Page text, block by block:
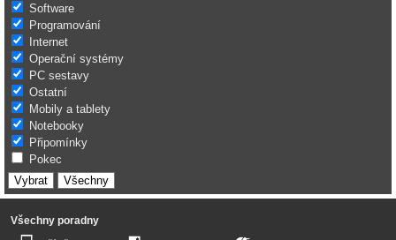
Software
Programování
Internet
Operační systémy
PC sestavy
Ostatní
Mobily a tablety
Notebooky
Připomínky
Pokec
Všechny poradny